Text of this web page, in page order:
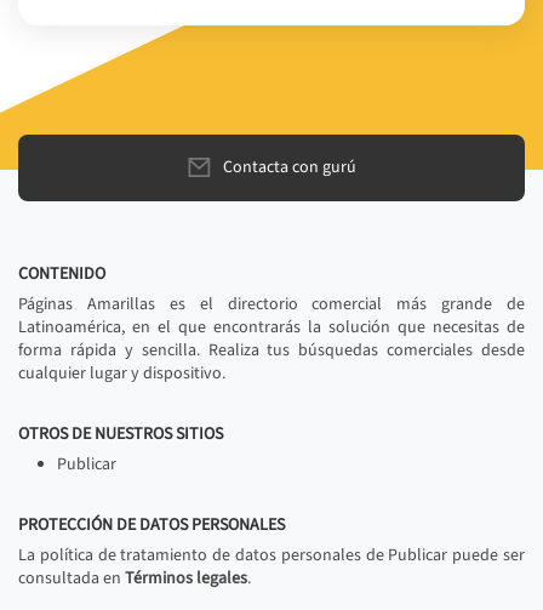
Contacta con gurú
CONTENIDO
Páginas Amarillas es el directorio comercial más grande de
Latinoamérica, en el que encontrarás la solución que necesitas de
forma rápida y sencilla. Realiza tus búsquedas comerciales desde
cualquier lugar y dispositivo.
OTROS DE NUESTROS SITIOS
Publicar
PROTECCIÓN DE DATOS PERSONALES
La política de tratamiento de datos personales de Publicar puede ser
consultada en Términos legales.